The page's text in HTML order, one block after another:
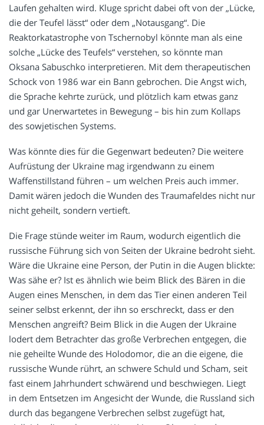
Laufen gehalten wird. Kluge spricht dabei oft von der „Lücke,
die der Teufel lässt“ oder dem „Notausgang“. Die
Reaktorkatastrophe von Tschernobyl könnte man als eine
solche „Lücke des Teufels“ verstehen, so könnte man
Oksana Sabuschko interpretieren. Mit dem therapeutischen
Schock von 1986 war ein Bann gebrochen. Die Angst wich,
die Sprache kehrte zurück, und plötzlich kam etwas ganz
und gar Unerwartetes in Bewegung – bis hin zum Kollaps
des sowjetischen Systems.
Was könnte dies für die Gegenwart bedeuten? Die weitere
Aufrüstung der Ukraine mag irgendwann zu einem
Waffenstillstand führen – um welchen Preis auch immer.
Damit wären jedoch die Wunden des Traumafeldes nicht nur
nicht geheilt, sondern vertieft.
Die Frage stünde weiter im Raum, wodurch eigentlich die
russische Führung sich von Seiten der Ukraine bedroht sieht.
Wäre die Ukraine eine Person, der Putin in die Augen blickte:
Was sähe er? Ist es ähnlich wie beim Blick des Bären in die
Augen eines Menschen, in dem das Tier einen anderen Teil
seiner selbst erkennt, der ihn so erschreckt, dass er den
Menschen angreift? Beim Blick in die Augen der Ukraine
lodert dem Betrachter das große Verbrechen entgegen, die
nie geheilte Wunde des Holodomor, die an die eigene, die
russische Wunde rührt, an schwere Schuld und Scham, seit
fast einem Jahrhundert schwärend und beschwiegen. Liegt
in dem Entsetzen im Angesicht der Wunde, die Russland sich
durch das begangene Verbrechen selbst zugefügt hat,